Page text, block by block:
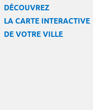
DÉCOUVREZ
LA CARTE INTERACTIVE
DE VOTRE VILLE